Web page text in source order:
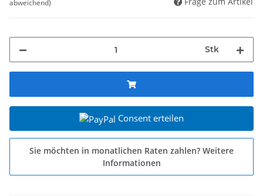
abweichend)
Stk
Consent erteilen
Sie möchten in monatlichen Raten zahlen? Weitere
Informationen